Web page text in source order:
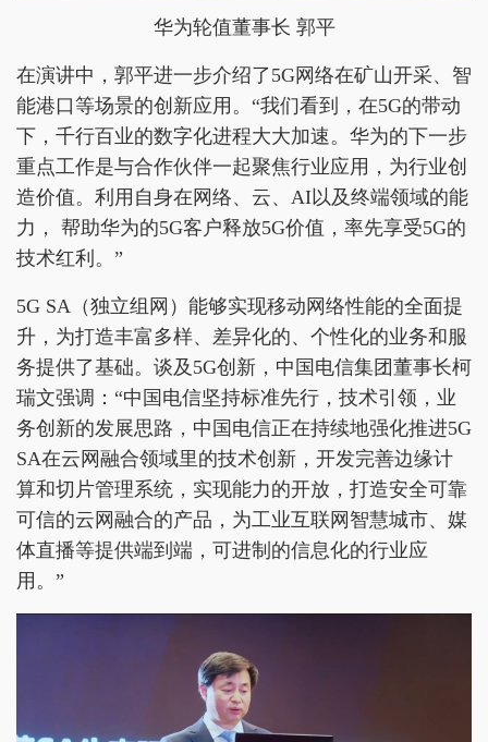
华为轮值董事长 郭平
在演讲中，郭平进一步介绍了5G网络在矿山开采、智
能港口等场景的创新应用。“我们看到，在5G的带动
下，千行百业的数字化进程大大加速。华为的下一步
重点工作是与合作伙伴一起聚焦行业应用，为行业创
造价值。利用自身在网络、云、AI以及终端领域的能
力， 帮助华为的5G客户释放5G价值，率先享受5G的
技术红利。”
5G SA（独立组网）能够实现移动网络性能的全面提
升，为打造丰富多样、差异化的、个性化的业务和服
务提供了基础。谈及5G创新，中国电信集团董事长柯
瑞文强调：“中国电信坚持标准先行，技术引领，业
务创新的发展思路，中国电信正在持续地强化推进5G
SA在云网融合领域里的技术创新，开发完善边缘计
算和切片管理系统，实现能力的开放，打造安全可靠
可信的云网融合的产品，为工业互联网智慧城市、媒
体直播等提供端到端，可进制的信息化的行业应
用。”